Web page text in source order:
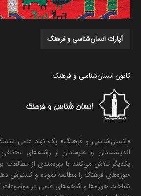
آپارات انسان‌شناسی و فرهنگ
کانون انسان‌شناسی و فرهنگ
«انسان‌شناسی و فرهنگ» یک نهاد علمی متشکل
اندیشمندان و هنرمندان از رشته‌های
یکدیگر تلاش می‌کنند با بهره‌مندی از مطالعات
حوزه‌های فرهنگ را مطالعه نموده و گسترش
شناخت حوزه‌ها و شاخه‌های علمی در موضوعات